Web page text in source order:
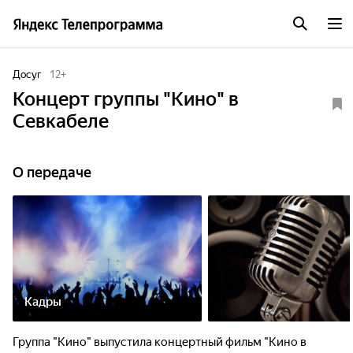
Досуг 12+
Концерт группы "Кино" в
Севкабеле
О передаче
Кадры
Группа "Кино" выпустила концертный фильм "Кино в